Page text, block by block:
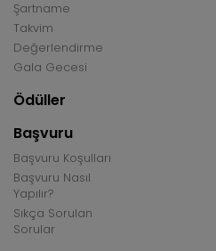
Şartname
Takvim
Değerlendirme
Gala Gecesi
Ödüller
Başvuru
Başvuru Koşulları
Başvuru Nasıl
Yapılır?
Sıkça Sorulan
Sorular